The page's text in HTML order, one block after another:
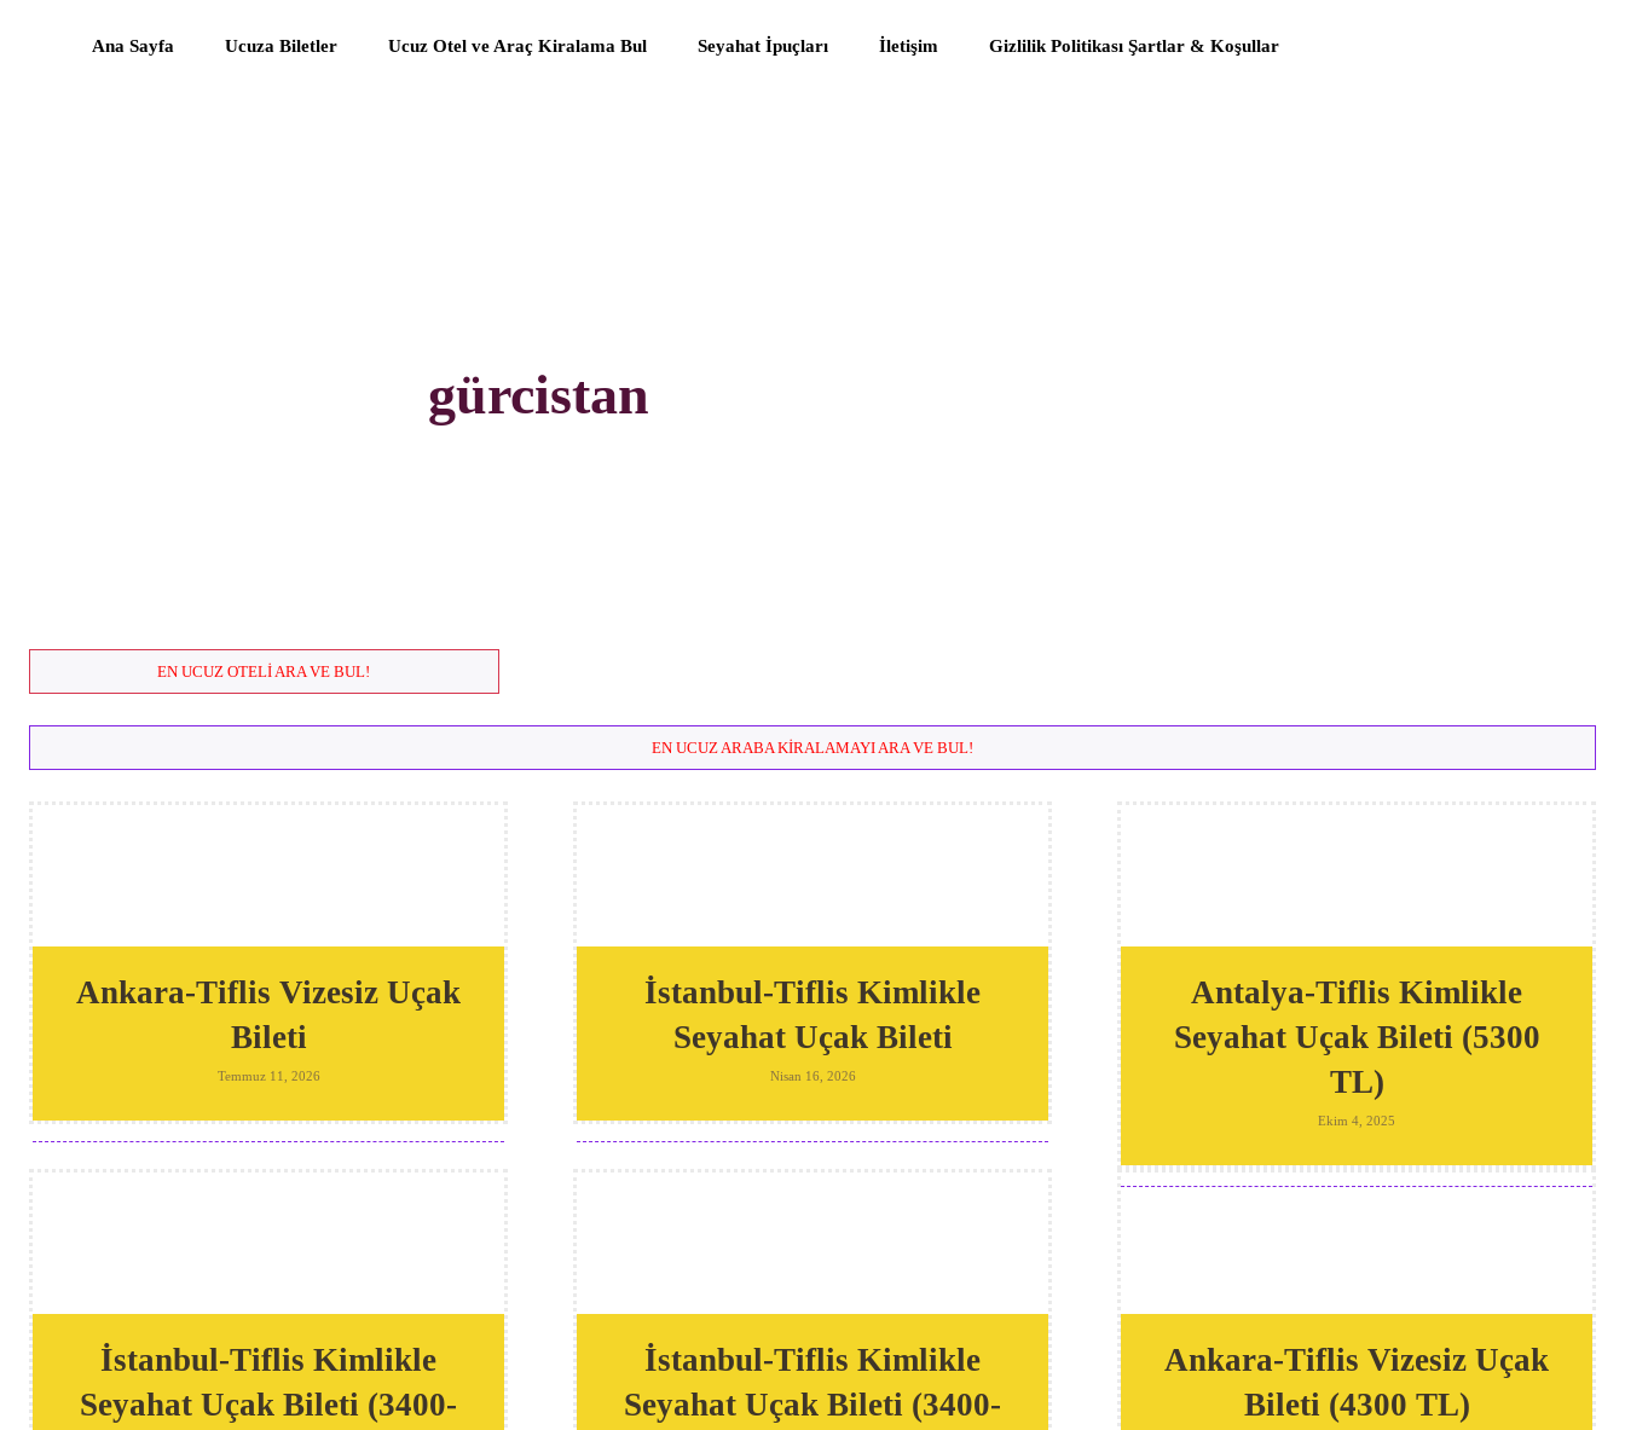
Ana Sayfa Ucuza Biletler Ucuz Otel ve Araç Kiralama Bul Seyahat İpuçları İletişim Gizlilik Politikası Şartlar & Koşullar
gürcistan
EN UCUZ OTELI ARA VE BUL!
EN UCUZ ARABA KIRALAMAYI ARA VE BUL!
Ankara-Tiflis Vizesiz Uçak
Bileti
Temmuz 11, 2026
İstanbul-Tiflis Kimlikle
Seyahat Uçak Bileti
Nisan 16, 2026
Antalya-Tiflis Kimlikle
Seyahat Uçak Bileti (5300
TL)
Ekim 4, 2025
İstanbul-Tiflis Kimlikle
Seyahat Uçak Bileti (3400-
İstanbul-Tiflis Kimlikle
Seyahat Uçak Bileti (3400-
Ankara-Tiflis Vizesiz Uçak
Bileti (4300 TL)